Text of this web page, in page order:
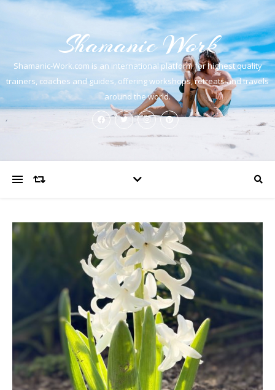
Shamanic Work
Shamanic-Work.com is an international platform for highest quality
trainers, coaches and guides, offering workshops, retreats and travels
around the world.